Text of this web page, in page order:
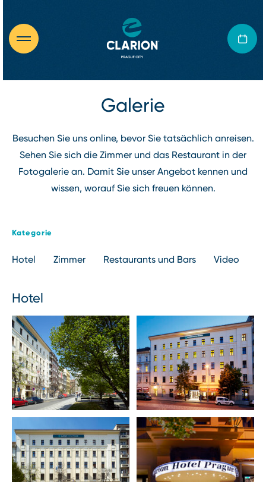
Galerie
Besuchen Sie uns online, bevor Sie tatsächlich anreisen.
Sehen Sie sich die Zimmer und das Restaurant in der
Fotogalerie an. Damit Sie unser Angebot kennen und
wissen, worauf Sie sich freuen können.
Kategorie
Hotel Zimmer Restaurants und Bars Video
Hotel